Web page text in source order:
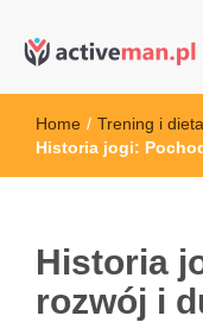
active man
sportowym
Home / Trening i dieta
Historia jogi:
Historia
rozwój i